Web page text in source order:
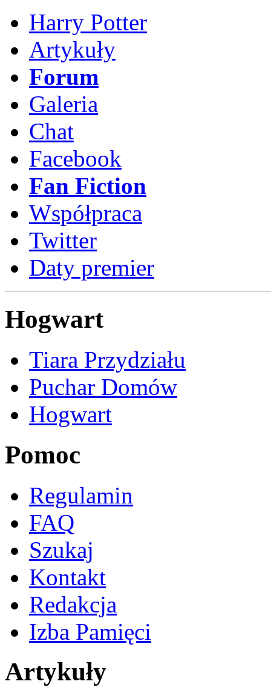
Harry Potter
Artykuły
Forum
Galeria
Chat
Facebook
Fan Fiction
Współpraca
Twitter
Daty premier
Hogwart
Tiara Przydziału
Puchar Domów
Hogwart
Pomoc
Regulamin
FAQ
Szukaj
Kontakt
Redakcja
Izba Pamięci
Artykuły